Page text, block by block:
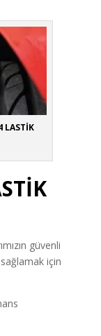
LASTİK
güvenli
için